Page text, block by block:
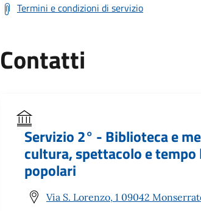
Termini e condizioni di servizio
Contatti
Servizio 2° - Biblioteca e
cultura, spettacolo e
popolari
Via S. Lorenzo, 1 09042